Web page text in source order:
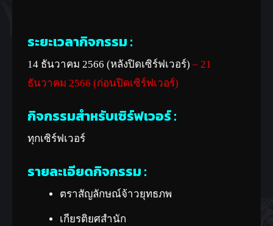
ระยะเวลากิจกรรม :
14 ธันวาคม 2566 (หลังปิดเซิร์ฟเวอร์) – 21
ธันวาคม 2566 (ก่อนปิดเซิร์ฟเวอร์)
กิจกรรมสำหรับเซิร์ฟเวอร์ :
ทุกเซิร์ฟเวอร์
รายละเอียดกิจกรรม :
ตราสัญลักษณ์จ้าวยุทธภพ
เกียรติยศสำนัก